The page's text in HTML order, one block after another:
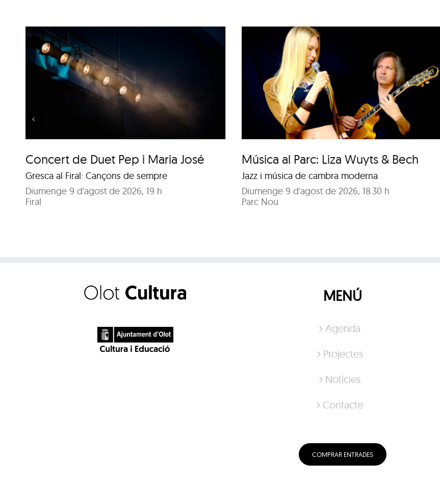
Concert de Duet Pep i Maria José
Gresca al Firal: Cançons de sempre
Diumenge 9 d'agost de 2026, 19 h
Firal
Música al Parc: Liza
Wuyts & Bech
Música al Parc: Liza Wuyts & Bech
Jazz i música de cambra moderna
Diumenge 9 d'agost de 2026, 18.30 h
Parc Nou
Concert de Duet Llum de
Lluna
MENÚ
Agenda
Projectes
Notícies
Contacte
COMPRAR ENTRADES